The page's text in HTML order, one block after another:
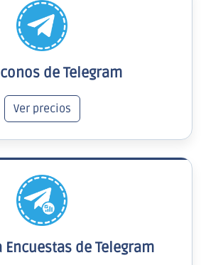
de Telegram
Ver precios
Encuestas de Telegram